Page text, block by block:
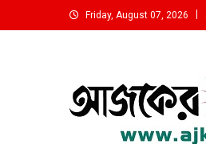
to
Friday, August 07, 2026